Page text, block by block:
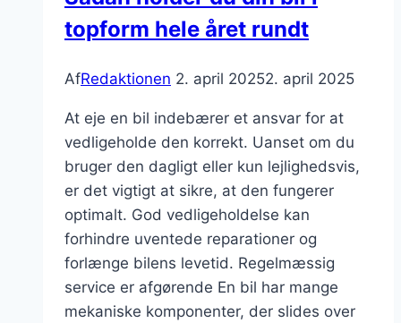
topform hele året rundt
AfRedaktionen 2. april 20252. april 2025
At eje en bil indebærer et ansvar for at
vedligeholde den korrekt. Uanset om du
bruger den dagligt eller kun lejlighedsvis,
er det vigtigt at sikre, at den fungerer
optimalt. God vedligeholdelse kan
forhindre uventede reparationer og
forlænge bilens levetid. Regelmæssig
service er afgørende En bil har mange
mekaniske komponenter, der slides over